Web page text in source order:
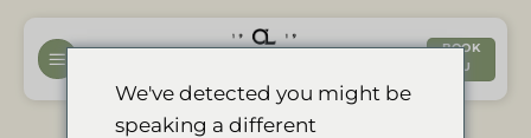
Fortsæt
indhold
BOOK
NU
We've detected you might be
speaking a different